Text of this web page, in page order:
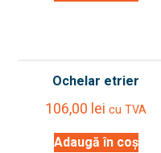
Ochelar etrier
106,00 lei cu TVA
Adaugă în coș